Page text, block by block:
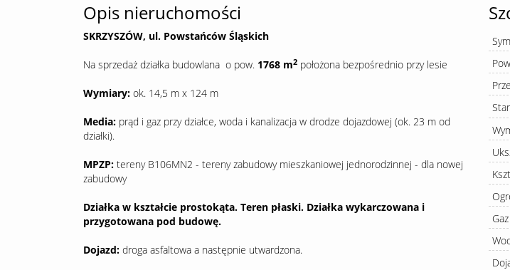
Opis nieruchomości
SKRZYSZÓW, ul. Powstańców Śląskich
Na sprzedaż działka budowlana o pow. 1768 m2 położona bezpośrednio przy lesie
Wymiary: ok. 14,5 m x 124 m
Media: prąd i gaz przy działce, woda i kanalizacja w drodze dojazdowej (ok. 23 m od
działki).
MPZP: tereny B106MN2 - tereny zabudowy mieszkaniowej jednorodzinnej - dla nowej
zabudowy
Działka w kształcie prostokąta. Teren płaski. Działka wykarczowana i
przygotowana pod budowę.
Dojazd: droga asfaltowa a następnie utwardzona.
Gaz